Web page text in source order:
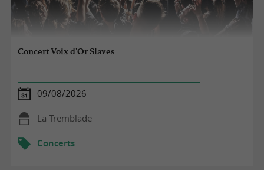
Concert Voix d'Or Slaves
09/08/2026
La Tremblade
Concerts